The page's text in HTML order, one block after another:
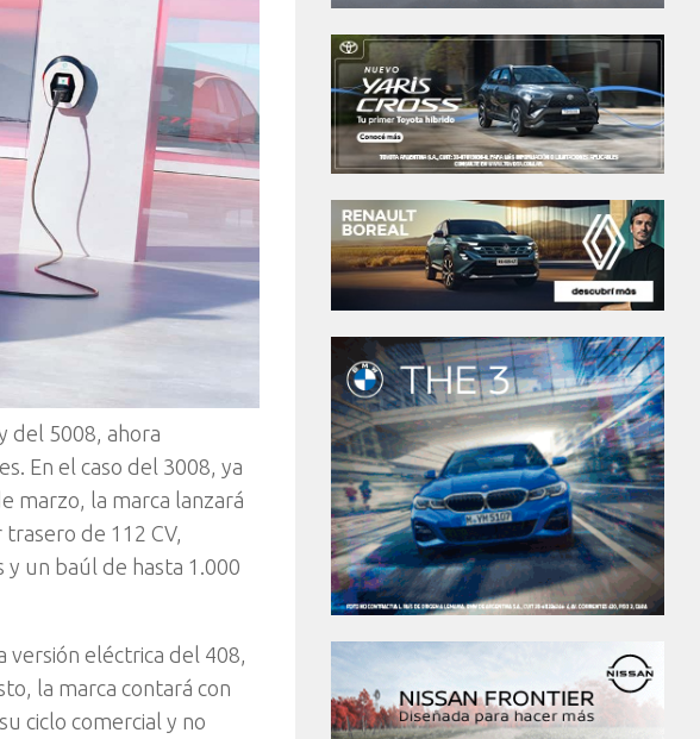
del 5008, ahora
En el caso del 3008, ya
marzo, la marca lanzará
de 112 CV,
y un baúl de hasta 1.000
versión eléctrica del 408,
la marca contará con
ciclo comercial y no